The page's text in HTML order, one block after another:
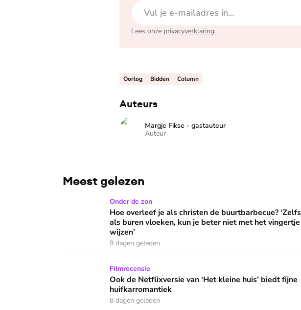
Lees onze privacyverklaring.
Oorlog Bidden Column
Auteurs
Margje Fikse - gastauteur
Auteur
Meest gelezen
Hoe overleef je als christen de buurtbarbecue? ‘Zelfs als buren
Onder de zon
Hoe overleef je als christen de buurtbarbecue? ‘Zelfs
als buren vloeken, kun je beter niet met het vingertje
wijzen’
9 dagen geleden
Ook de Netflixversie van ‘Het kleine huis’ biedt fijne huifkarromantiek
Filmrecensie
Ook de Netflixversie van ‘Het kleine huis’ biedt fijne
huifkarromantiek
8 dagen geleden